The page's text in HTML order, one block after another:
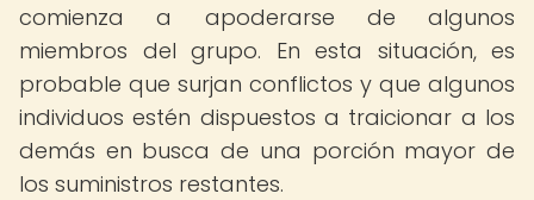
comienza a apoderarse de algunos
miembros del grupo. En esta situación, es
probable que surjan conflictos y que algunos
individuos estén dispuestos a traicionar a los
demás en busca de una porción mayor de
los suministros restantes.